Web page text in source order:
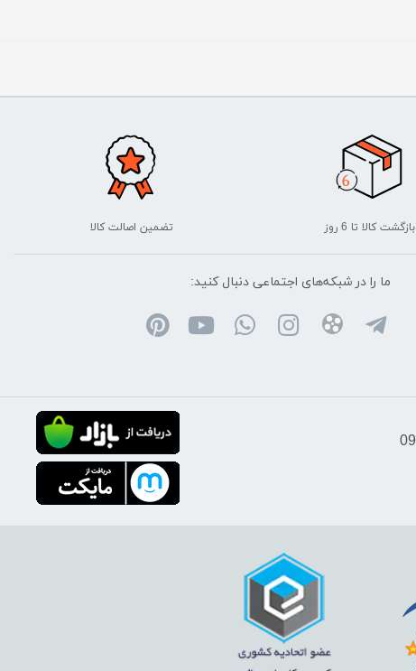
بازگشت کالا تا 6 روز تضمین اصالت کالا
ما را در شبکه‌های اجتماعی دنبال کنید: